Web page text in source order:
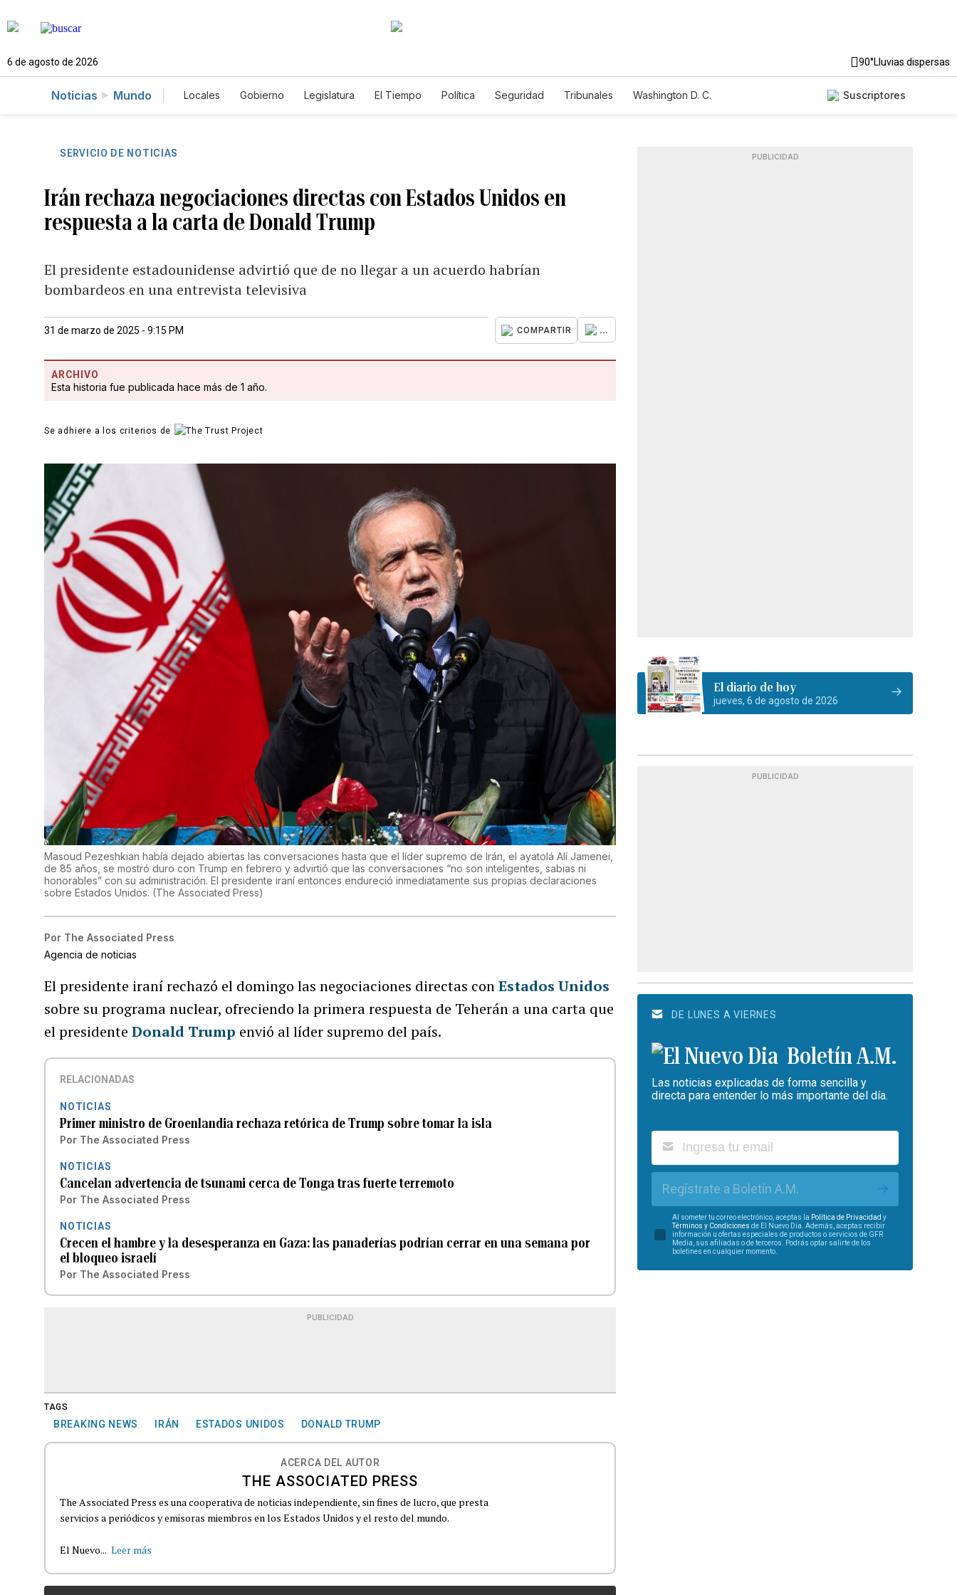
6 de agosto de 2026 90°Lluvias dispersas
Noticias Mundo Locales Gobierno Legislatura El Tiempo Política Seguridad Tribunales
Washington D. C.
Suscriptores
SERVICIO DE NOTICIAS
Irán rechaza negociaciones directas con Estados Unidos en
respuesta a la carta de Donald Trump
El presidente estadounidense advirtió que de no llegar a un acuerdo habrían
bombardeos en una entrevista televisiva
31 de marzo de 2025 - 9:15 PM COMPARTIR ...
ARCHIVO
Esta historia fue publicada hace más de 1 año.
Se adhiere a los criterios de
Masoud Pezeshkian había dejado abiertas las conversaciones hasta que el líder supremo de Irán, el ayatolá Alí Jamenei,
de 85 años, se mostró duro con Trump en febrero y advirtió que las conversaciones “no son inteligentes, sabias ni
honorables” con su administración. El presidente iraní entonces endureció inmediatamente sus propias declaraciones
sobre Estados Unidos. (The Associated Press)
Por The Associated Press
Agencia de noticias
El presidente iraní rechazó el domingo las negociaciones directas conEstados Unidos
sobre su programa nuclear, ofreciendo la primera respuesta de Teherán a una carta que
el presidenteDonald Trump envió al líder supremo del país.
RELACIONADAS
NOTICIAS
Primer ministro de Groenlandia rechaza retórica de Trump sobre tomar la isla
Por The Associated Press
NOTICIAS
Cancelan advertencia de tsunami cerca de Tonga tras fuerte terremoto
Por The Associated Press
NOTICIAS
Crecen el hambre y la desesperanza en Gaza: las panaderías podrían cerrar en una semana por
el bloqueo israelí
Por The Associated Press
PUBLICIDAD
TAGS
BREAKING NEWS IRÁN ESTADOS UNIDOS DONALD TRUMP
ACERCA DEL AUTOR
THE ASSOCIATED PRESS
The Associated Press es una cooperativa de noticias independiente, sin fines de lucro, que presta
servicios a periódicos y emisoras miembros en los Estados Unidos y el resto del mundo.
El Nuevo... Leer más
PUBLICIDAD
El diario de hoy
jueves, 6 de agosto de 2026
PUBLICIDAD
DE LUNES A VIERNES
Boletín A.M.
Las noticias explicadas de forma sencilla y
directa para entender lo más importante del día.
Regístrate a Boletín A.M.
Al someter tu correo electrónico, aceptas la Política de Privacidad y
Términos y Condiciones de El Nuevo Día. Además, aceptas recibir
información u ofertas especiales de productos o servicios de GFR
Media, sus afiliadas o de terceros. Podrás optar salirte de los
boletines en cualquier momento.